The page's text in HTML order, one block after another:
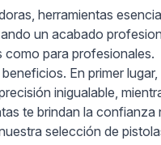
herramientas
un acabado
para profesionales.
En primer
inigualable,
te brindan la
selección de